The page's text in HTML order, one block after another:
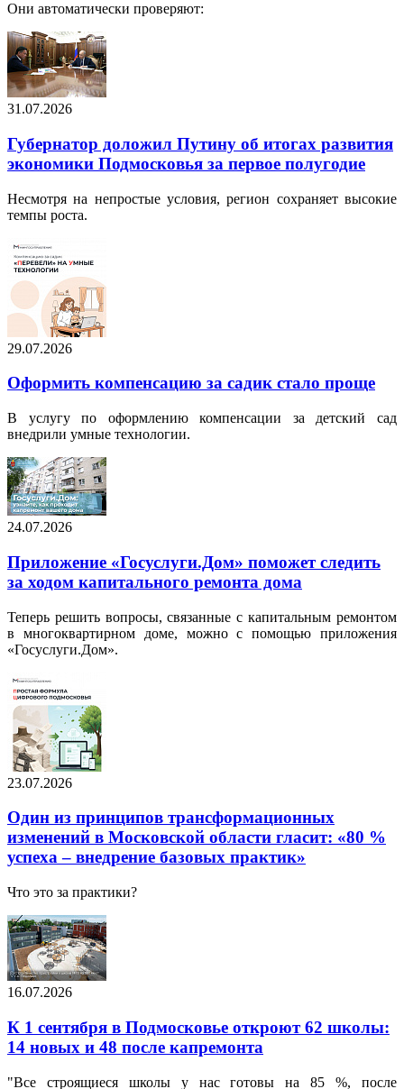
Они автоматически проверяют:
31.07.2026
Губернатор доложил Путину об итогах развития
экономики Подмосковья за первое полугодие
Несмотря на непростые условия, регион сохраняет высокие
темпы роста.
29.07.2026
Оформить компенсацию за садик стало проще
В услугу по оформлению компенсации за детский сад
внедрили умные технологии.
24.07.2026
Приложение «Госуслуги.Дом» поможет следить
за ходом капитального ремонта дома
Теперь решить вопросы, связанные с капитальным ремонтом
в многоквартирном доме, можно с помощью приложения
«Госуслуги.Дом».
23.07.2026
Один из принципов трансформационных
изменений в Московской области гласит: «80 %
успеха – внедрение базовых практик»
Что это за практики?
16.07.2026
К 1 сентября в Подмосковье откроют 62 школы:
14 новых и 48 после капремонта
"Все строящиеся школы у нас готовы на 85 %, после